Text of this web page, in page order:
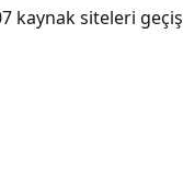
kaynak siteleri geçiş